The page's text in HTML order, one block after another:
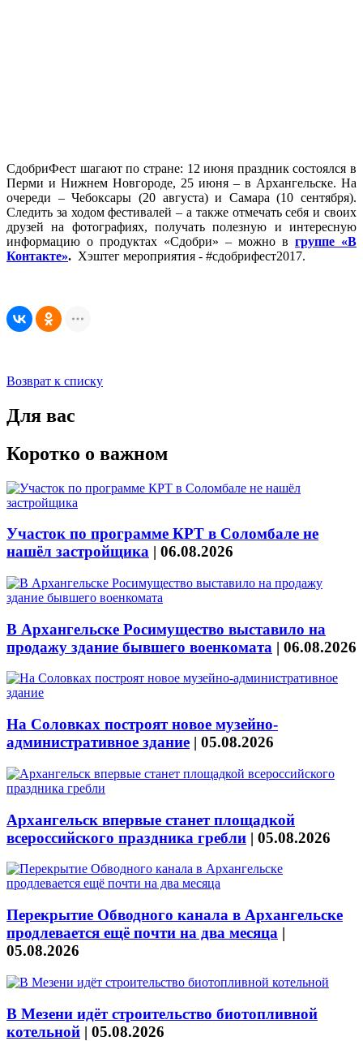
СдобриФест шагают по стране: 12 июня праздник состоялся в
Перми и Нижнем Новгороде, 25 июня – в Архангельске. На
очереди – Чебоксары (20 августа) и Самара (10 сентября).
Следить за ходом фестивалей – а также отмечать себя и своих
друзей на фотографиях, получать полезную и интересную
информацию о продуктах «Сдобри» – можно в группе «В
Контакте». Хэштег мероприятия - #сдобрифест2017.
Возврат к списку
Для вас
Коротко о важном
Участок по программе КРТ в Соломбале не
нашёл застройщика | 06.08.2026
В Архангельске Росимущество выставило на
продажу здание бывшего военкомата | 06.08.2026
На Соловках построят новое музейно-
административное здание | 05.08.2026
Архангельск впервые станет площадкой
всероссийского праздника гребли | 05.08.2026
Перекрытие Обводного канала в Архангельске
продлевается ещё почти на два месяца |
05.08.2026
В Мезени идёт строительство биотопливной
котельной | 05.08.2026